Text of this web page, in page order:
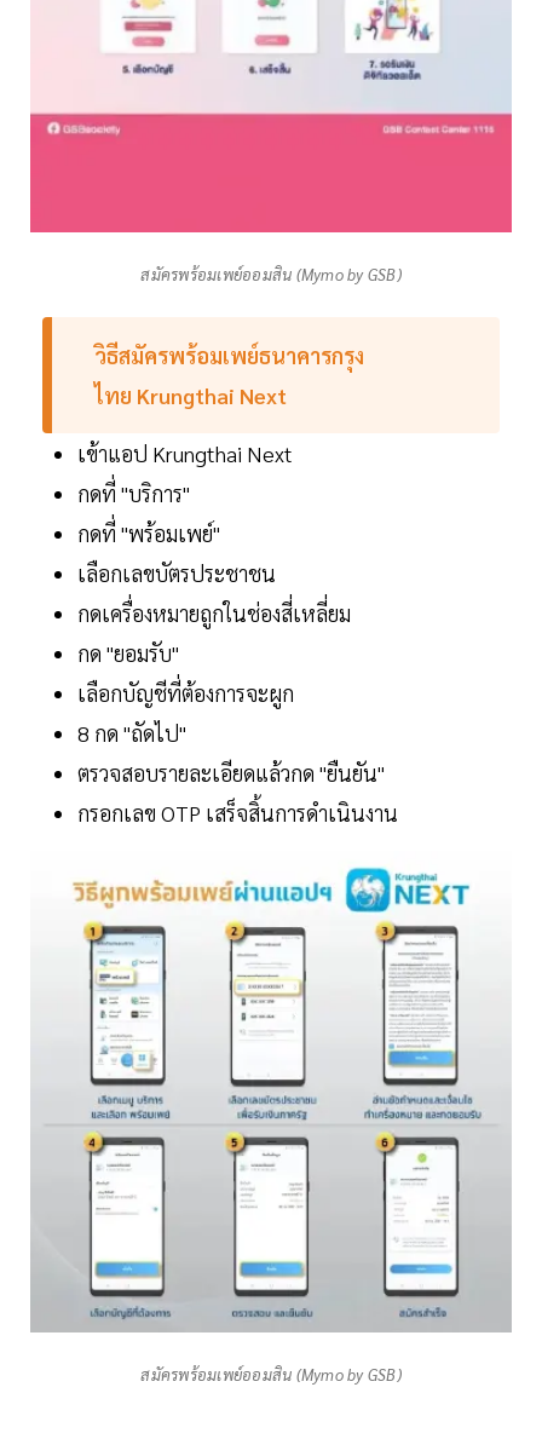
สมัครพร้อมเพย์ออมสิน (Mymo by GSB)
วิธีสมัครพร้อมเพย์ธนาคารกรุง
ไทย Krungthai Next
เข้าแอป Krungthai Next
กดที่ "บริการ"
กดที่ "พร้อมเพย์"
เลือกเลขบัตรประชาชน
กดเครื่องหมายถูกในช่องสี่เหลี่ยม
กด "ยอมรับ"
เลือกบัญชีที่ต้องการจะผูก
8 กด "ถัดไป"
ตรวจสอบรายละเอียดแล้วกด "ยืนยัน"
กรอกเลข OTP เสร็จสิ้นการดำเนินงาน
สมัครพร้อมเพย์ออมสิน (Mymo by GSB)